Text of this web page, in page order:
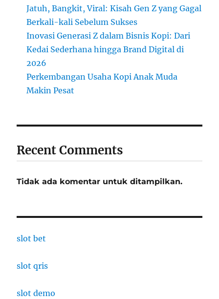
Jatuh, Bangkit, Viral: Kisah Gen Z yang Gagal
Berkali-kali Sebelum Sukses
Inovasi Generasi Z dalam Bisnis Kopi: Dari
Kedai Sederhana hingga Brand Digital di
2026
Perkembangan Usaha Kopi Anak Muda
Makin Pesat
Recent Comments
Tidak ada komentar untuk ditampilkan.
slot bet
slot qris
slot demo